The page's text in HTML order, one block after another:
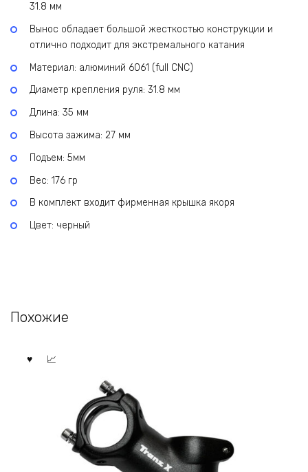
31.8 мм
Вынос обладает большой жесткостью конструкции и
отлично подходит для экстремального катания
Материал: алюминий 6061 (full CNC)
Диаметр крепления руля: 31.8 мм
Длина: 35 мм
Высота зажима: 27 мм
Подъем: 5мм
Вес: 176 гр
В комплект входит фирменная крышка якоря
Цвет: черный
Похожие